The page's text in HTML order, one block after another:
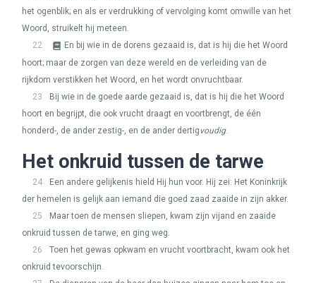
het ogenblik; en als er verdrukking of vervolging komt omwille van het
Woord, struikelt hij meteen.
22
En bij wie in de dorens gezaaid is, dat is hij die het Woord
hoort; maar de zorgen van deze wereld en de verleiding van de
rijkdom verstikken het Woord, en het wordt onvruchtbaar.
23
Bij wie in de goede aarde gezaaid is, dat is hij die het Woord
hoort en begrijpt, die ook vrucht draagt en voortbrengt, de één
honderd-, de ander zestig-, en de ander dertig voudig.
Het onkruid tussen de tarwe
24
Een andere gelijkenis hield Hij hun voor. Hij zei: Het Koninkrijk
der hemelen is gelijk aan iemand die goed zaad zaaide in zijn akker.
25
Maar toen de mensen sliepen, kwam zijn vijand en zaaide
onkruid tussen de tarwe, en ging weg.
26
Toen het gewas opkwam en vrucht voortbracht, kwam ook het
onkruid tevoorschijn.